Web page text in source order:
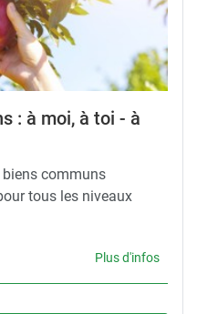
: à moi, à toi - à
communs
tous les niveaux
Plus d'infos